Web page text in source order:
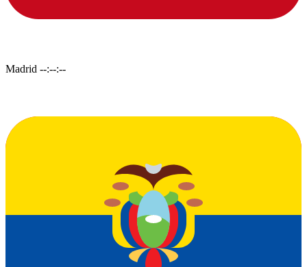
Madrid --:--:--